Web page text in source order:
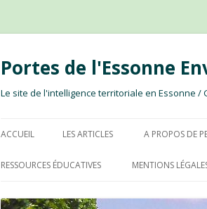
Portes de l'Essonne
Le site de l'intelligence territoriale en Essonne /
ACCUEIL LES ARTICLES A PROPOS DE
RESSOURCES ÉDUCATIVES MENTIONS